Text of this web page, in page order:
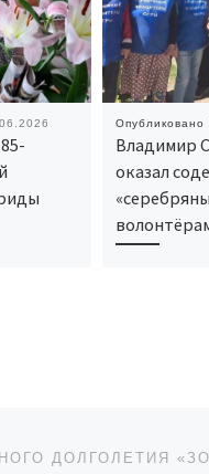
Опубликовано
Владимир
оказал
по записям